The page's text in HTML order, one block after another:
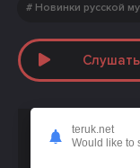
Новинки русской
Слушать
Скачать песню
слушать
teruk.net
Would like to